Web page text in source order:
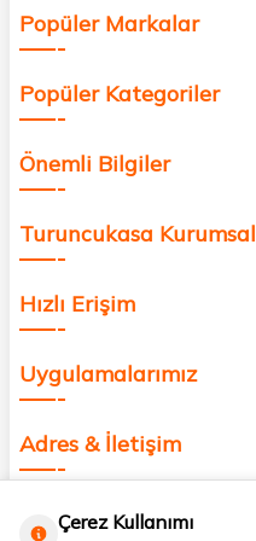
Popüler Markalar
Popüler Kategoriler
Önemli Bilgiler
Turuncukasa Kurumsal
Hızlı Erişim
Uygulamalarımız
Adres & İletişim
Çerez Kullanımı